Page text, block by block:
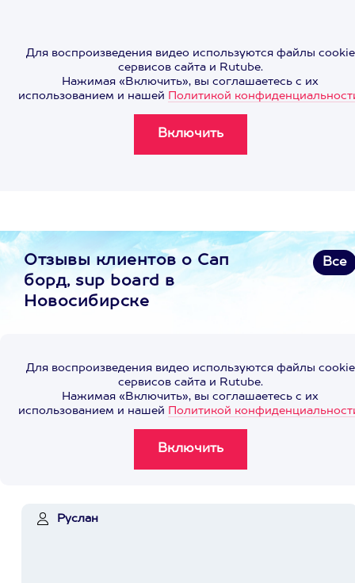
Для воспроизведения видео используются файлы cookie
сервисов сайта и Rutube.
Нажимая «Включить», вы соглашаетесь с их
использованием и нашей Политикой
Отзывы клиентов о Сап
борд, sup board в
Новосибирске
Все
Для воспроизведения видео используются файлы cookie
сервисов сайта и Rutube.
Нажимая «Включить», вы соглашаетесь с их
использованием и нашей Политикой
Руслан